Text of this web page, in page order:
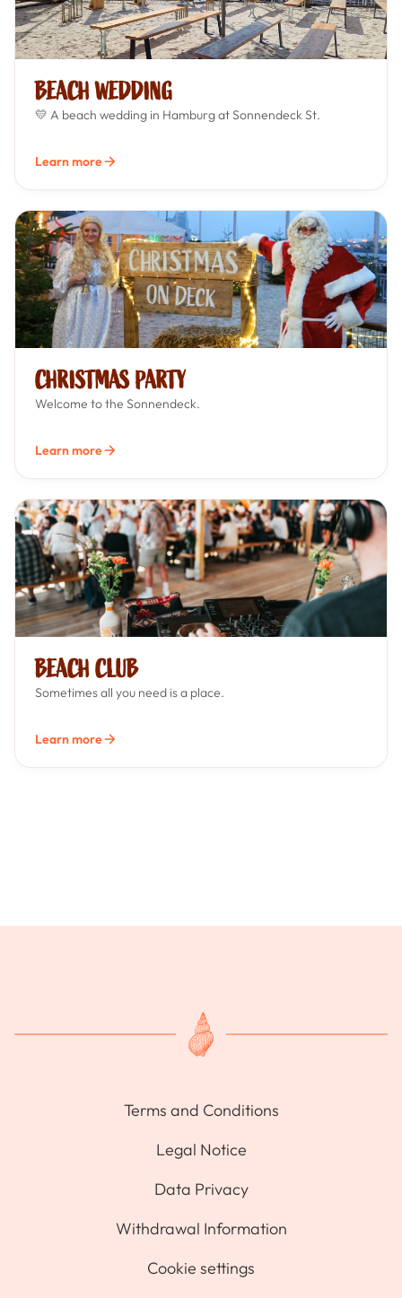
BEACH WEDDING
💛 A beach wedding in Hamburg at Sonnendeck St.
Learn more
CHRISTMAS PARTY
Welcome to the Sonnendeck.
Learn more
BEACH CLUB
Sometimes all you need is a place.
Learn more
Terms and Conditions
Legal Notice
Data Privacy
Withdrawal Information
Cookie settings